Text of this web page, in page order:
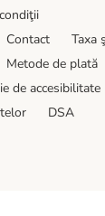
Contact
Taxa
Metode de plată
de accesibilitate
DSA